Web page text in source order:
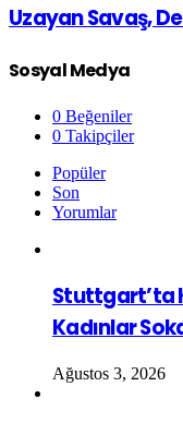
Uzayan Savaş,
Sosyal Medya
0 Beğeniler
0 Takipçiler
Popüler
Son
Yorumlar
Stuttgart’ta
Kadınlar
Ağustos 3, 2026